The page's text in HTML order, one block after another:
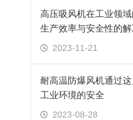
高压吸风机在工业领
生产效率与安全性的
2023-11-21
耐高温防爆风机通过
工业环境的安全
2023-08-28